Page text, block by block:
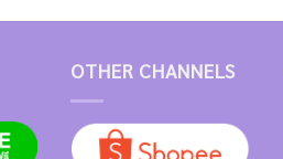
OTHER CHANNELS